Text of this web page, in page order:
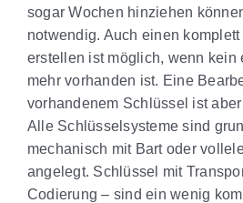
sogar Wochen hinziehen
notwendig. Auch einen
erstellen ist möglich, wenn kein
mehr vorhanden ist. Eine
vorhandenem Schlüssel ist
Alle Schlüsselsysteme sind
mechanisch mit Bart oder
angelegt. Schlüssel mit
Codierung – sind ein wenig